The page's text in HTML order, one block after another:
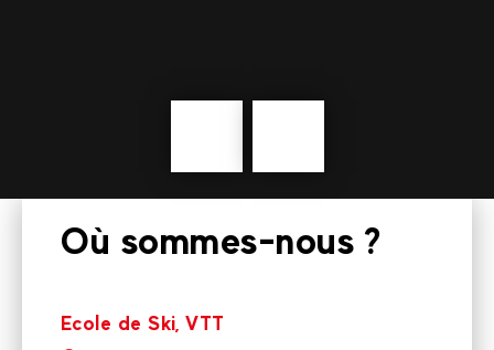
Où sommes-nous ?
Ecole de Ski, VTT